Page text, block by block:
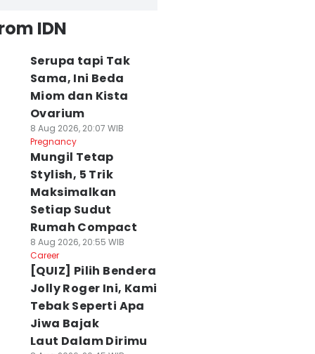
IDN
Serupa tapi Tak
Sama, Ini Beda
Miom dan Kista
Ovarium
8 Aug 2026, 20:07 WIB
Pregnancy
Mungil Tetap
Stylish, 5 Trik
Maksimalkan
Setiap Sudut
Rumah Compact
8 Aug 2026, 20:55 WIB
Career
[QUIZ] Pilih Bendera
Jolly Roger Ini, Kami
Tebak Seperti Apa
Jiwa Bajak
Laut Dalam Dirimu